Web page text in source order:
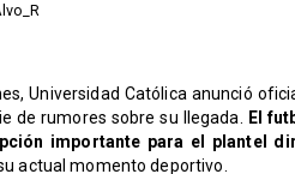
Universidad Católica anunció
de rumores sobre su llegada.
El
importante para el plantel
actual momento deportivo.